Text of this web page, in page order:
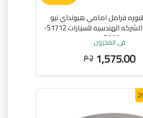
2 طنبوره فرامل امامي هيونداي نيو
اكسنت من الشركه الهندسيه للسيارات 51712-
1R000
في المخزون
1,575.00 ج.م